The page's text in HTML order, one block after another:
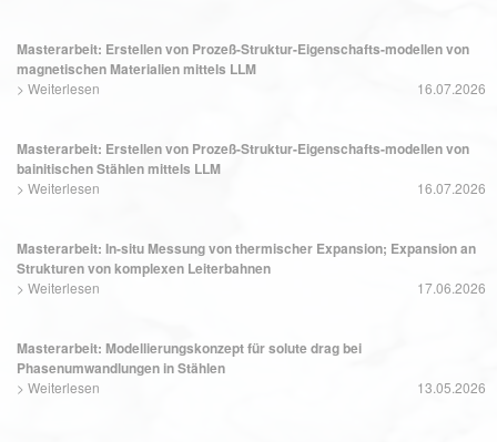
Masterarbeit: Erstellen von Prozeß-Struktur-Eigenschafts-modellen von
magnetischen Materialien mittels LLM
> Weiterlesen 16.07.2026
Masterarbeit: Erstellen von Prozeß-Struktur-Eigenschafts-modellen von
bainitischen Stählen mittels LLM
> Weiterlesen 16.07.2026
Masterarbeit: In-situ Messung von thermischer Expansion; Expansion an
Strukturen von komplexen Leiterbahnen
> Weiterlesen 17.06.2026
Masterarbeit: Modellierungskonzept für solute drag bei
Phasenumwandlungen in Stählen
> Weiterlesen 13.05.2026